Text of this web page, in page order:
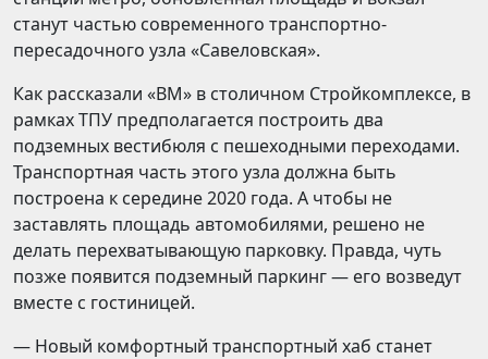
станут частью современного транспортно-
пересадочного узла «Савеловская».
Как рассказали «ВМ» в столичном Стройкомплексе, в
рамках ТПУ предполагается построить два
подземных вестибюля с пешеходными переходами.
Транспортная часть этого узла должна быть
построена к середине 2020 года. А чтобы не
заставлять площадь автомобилями, решено не
делать перехватывающую парковку. Правда, чуть
позже появится подземный паркинг — его возведут
вместе с гостиницей.
— Новый комфортный транспортный хаб станет